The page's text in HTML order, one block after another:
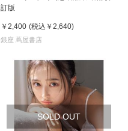
訂版
￥2,400 (税込 ￥2,640)
銀座 蔦屋書店
SOLD OUT